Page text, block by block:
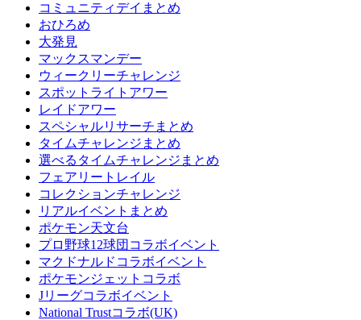
コミュニティデイまとめ
おひろめ
大発見
マックスマンデー
ウィークリーチャレンジ
スポットライトアワー
レイドアワー
スペシャルリサーチまとめ
タイムチャレンジまとめ
選べるタイムチャレンジまとめ
フェアリートレイル
コレクションチャレンジ
リアルイベントまとめ
ポケモン天文台
プロ野球12球団コラボイベント
マクドナルドコラボイベント
ポケモンジェットコラボ
Jリーグコラボイベント
National Trustコラボ(UK)